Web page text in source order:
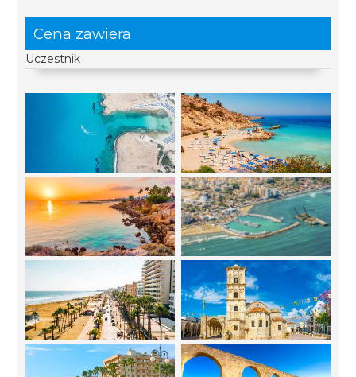
Cena zawiera
Uczestnik